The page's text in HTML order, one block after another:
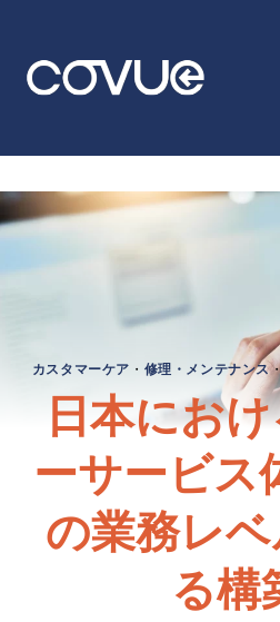
へ
ス
キ
カスタマーケア ・ 修理・メンテナンス
日本にお
ーサービス
の業務レ
る構